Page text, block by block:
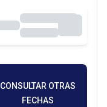
CONSULTAR OTRAS
FECHAS